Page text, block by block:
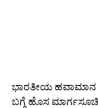
ಭಾರತೀಯ ಹವಾಮಾನ
ಬಗ್ಗೆ ಹೊಸ